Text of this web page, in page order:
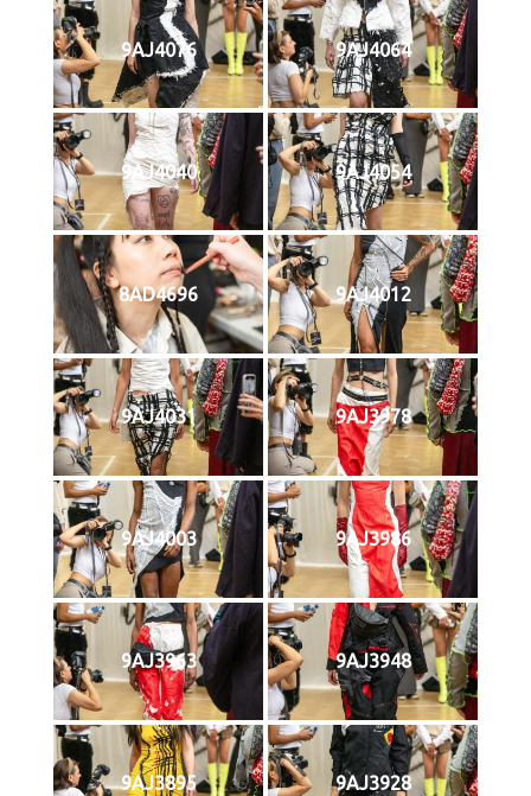
9AJ4076 9AJ4064
9AJ4040 9AJ4054
8AD4696 9AJ4012
9AJ4031 9AJ3978
9AJ4003 9AJ3986
9AJ3963 9AJ3948
9AJ3895 9AJ3928